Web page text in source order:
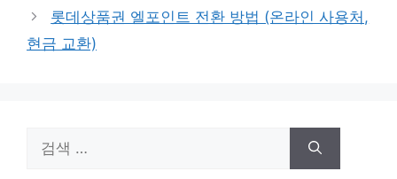
롯데상품권 엘포인트 전환 방법 (온라인 사용처,
현금 교환)
색: